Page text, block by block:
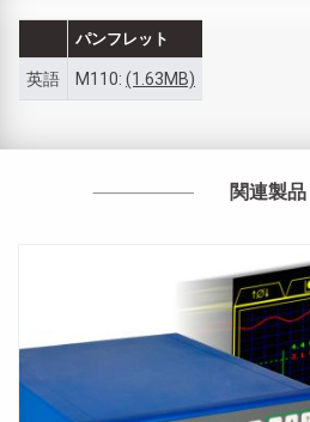
パンフレット
英語 M110: (1.63MB)
関連製品